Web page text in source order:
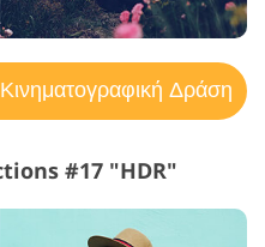
Κινηματογραφική Δράση
#17 "HDR"